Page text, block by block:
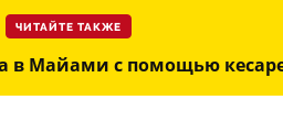
ЧИТАЙТЕ ТАКЖЕ
в Майами с помощью